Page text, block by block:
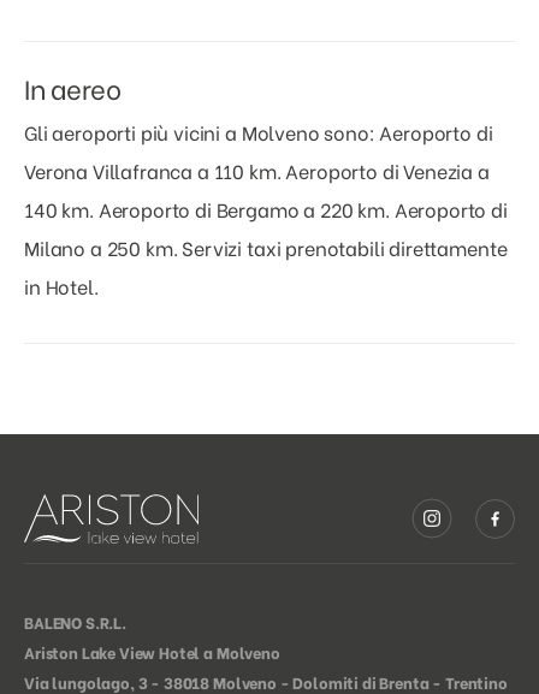
In aereo
Gli aeroporti più vicini a Molveno sono: Aeroporto di
Verona Villafranca a 110 km. Aeroporto di Venezia a
140 km. Aeroporto di Bergamo a 220 km. Aeroporto di
Milano a 250 km. Servizi taxi prenotabili direttamente
in Hotel.
BALENO S.R.L.
Ariston Lake View Hotel a Molveno
Via lungolago, 3 - 38018 Molveno - Dolomiti di Brenta - Trentino